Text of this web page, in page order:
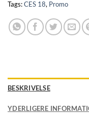
Tags:CES 18, Promo
BESKRIVELSE
YDERLIGERE